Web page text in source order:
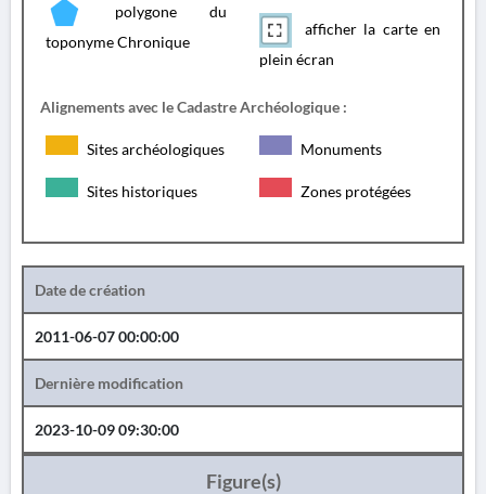
polygone du
toponyme Chronique
afficher la carte en
plein écran
Alignements avec le Cadastre Archéologique :
Sites archéologiques Monuments
Sites historiques Zones protégées
Date de création
2011-06-07 00:00:00
Dernière modification
2023-10-09 09:30:00
Figure(s)